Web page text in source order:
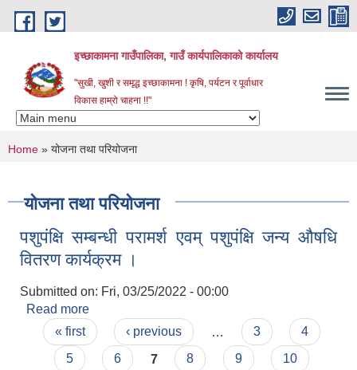
Skip to main content
इच्छाकामना गाउँपालिका, गाउँ कार्यपालिकाको कार्यालय
"सुखी, खुशी र समृद्ध इच्छाकामना ! कृषि, पर्यटन र पूर्वाधार
विकास हाम्रो चाहना !!"
You are here
Home » योजना तथा परियोजना
योजना तथा परियोजना
पशुपंक्षि सम्बन्धी परामर्श एवम् पशुपंक्षि जन्य औषधि
वितरण कार्यक्रम ।
Submitted on: Fri, 03/25/2022 - 00:00
Read more
वितरण कार्यक्रम ।
Pages
« first ‹ previous 3
4
5
6 7 8 9
10